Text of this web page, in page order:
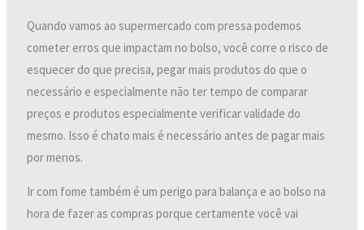
Quando vamos ao supermercado com pressa podemos
cometer erros que impactam no bolso, você corre o risco de
esquecer do que precisa, pegar mais produtos do que o
necessário e especialmente não ter tempo de comparar
preços e produtos especialmente verificar validade do
mesmo. Isso é chato mais é necessário antes de pagar mais
por menos.
Ir com fome também é um perigo para balança e ao bolso na
hora de fazer as compras porque certamente você vai